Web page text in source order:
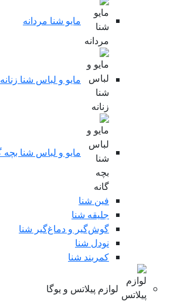
مایو شنا مردانه
مایو و لباس شنا زنانه
مایو و لباس شنا بچه گانه
فین شنا
جلیقه شنا
گوش‌گیر و دماغ‌گیر شنا
نودل شنا
کمربند شنا
لوازم پیلاتس و یوگا